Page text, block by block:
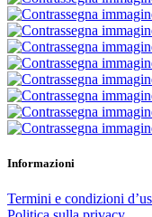
Informazioni
Termini e condizioni